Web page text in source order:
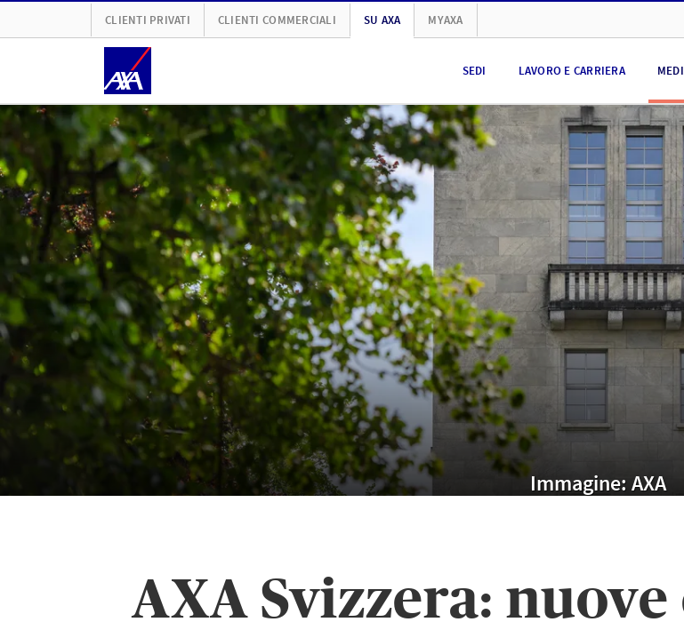
CLIENTI PRIVATI CLIENTI COMMERCIALI SU AXA MYAXA
SEDI LAVORO E CARRIERA
Immagine: AXA
AXA Svizzera: